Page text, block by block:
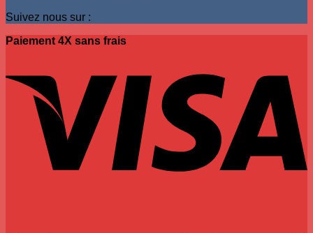
Suivez nous sur :
Paiement 4X sans frais